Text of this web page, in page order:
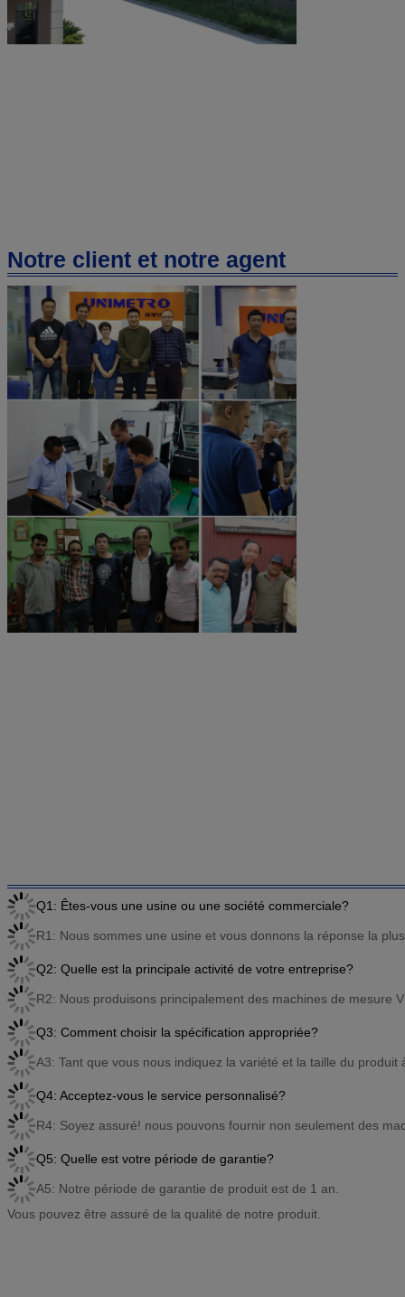
Notre client et notre agent
Q1: Êtes-vous une usine ou une société commerciale?
R1: Nous sommes une usine et vous donnons la réponse la
Q2: Quelle est la principale activité de votre entreprise?
R2: Nous produisons principalement des machines de mesure
Q3: Comment choisir la spécification appropriée?
A3: Tant que vous nous indiquez la variété et la taille du
Q4: Acceptez-vous le service personnalisé?
R4: Soyez assuré! nous pouvons fournir non seulement des
Q5: Quelle est votre période de garantie?
A5: Notre période de garantie de produit est de 1 an.
Vous pouvez être assuré de la qualité de notre produit.